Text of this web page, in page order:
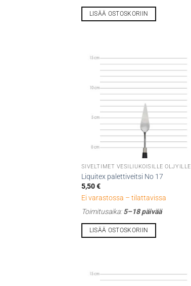
LISÄÄ OSTOSKORIIN
SIVELTIMET VESILIUKOISILLE ÖLJYILLE
Liquitex palettiveitsi No 17
5,50€
Ei varastossa – tilattavissa
Toimitusaika:5–18 päivää
LISÄÄ OSTOSKORIIN